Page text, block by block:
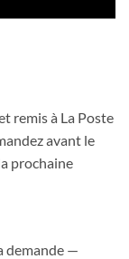
remis à La Poste
avant le
prochaine
demande —